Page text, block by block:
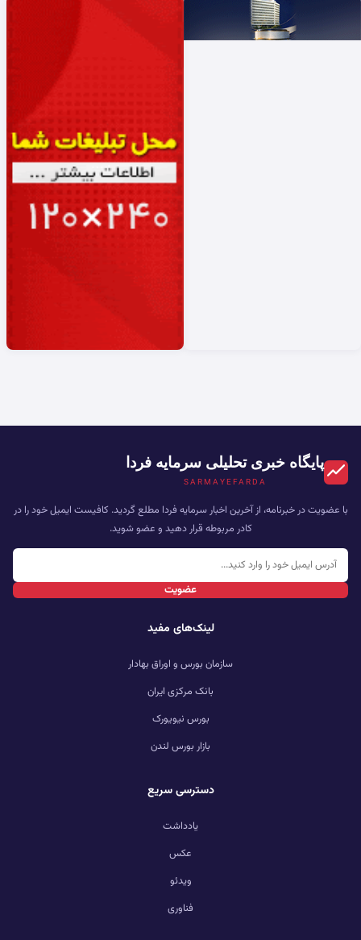
پایگاه خبری تحلیلی سرمایه فردا
SARMAYEFARDA
با عضویت در خبرنامه، از آخرین اخبار سرمایه فردا مطلع گردید. کافیست ایمیل خود را در
کادر مربوطه قرار دهید و عضو شوید.
عضویت
لینک‌های مفید
سازمان بورس و اوراق بهادار
بانک مرکزی ایران
بورس نیویورک
بازار بورس لندن
دسترسی سریع
یادداشت
عکس
ویدئو
فناوری